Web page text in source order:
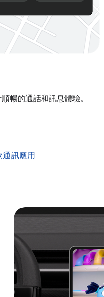
暢的通話和訊息體驗。
通訊應用